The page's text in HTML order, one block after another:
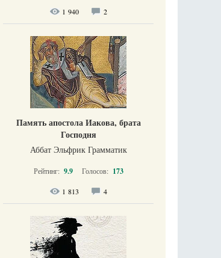
1 940 2
Память апостола Иакова, брата
Господня
Аббат Эльфрик Грамматик
Рейтинг: 9.9 Голосов: 173
1 813 4